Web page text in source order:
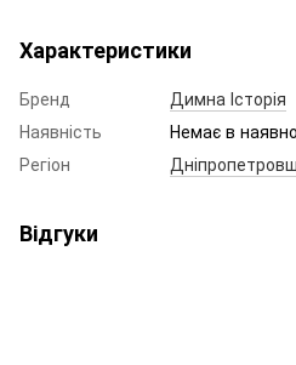
Характеристики
Бренд
Димна Історія
Наявність
Немає в
Регіон
Відгуки